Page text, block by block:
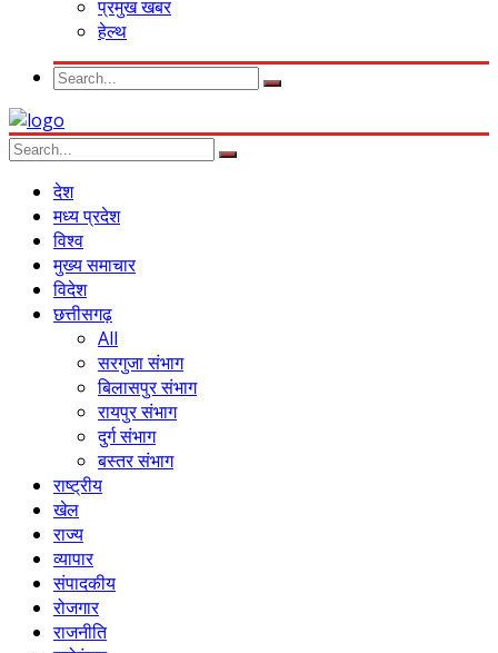
प्रमुख खबर
हेल्थ
देश
मध्य प्रदेश
विश्व
मुख्य समाचार
विदेश
छत्तीसगढ़
All
सरगुजा संभाग
बिलासपुर संभाग
रायपुर संभाग
दुर्ग संभाग
बस्तर संभाग
राष्ट्रीय
खेल
राज्य
व्यापार
संपादकीय
रोजगार
राजनीति